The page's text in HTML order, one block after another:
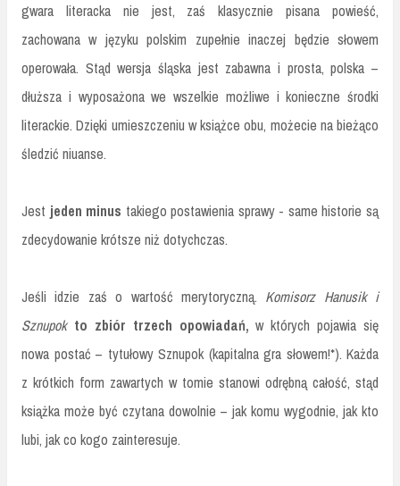
gwara literacka nie jest, zaś klasycznie pisana powieść,
zachowana w języku polskim zupełnie inaczej będzie słowem
operowała. Stąd wersja śląska jest zabawna i prosta, polska –
dłuższa i wyposażona we wszelkie możliwe i konieczne środki
literackie. Dzięki umieszczeniu w książce obu, możecie na bieżąco
śledzić niuanse.
Jest jeden minus takiego postawienia sprawy - same historie są
zdecydowanie krótsze niż dotychczas.
Jeśli idzie zaś o wartość merytoryczną. Komisorz Hanusik i
Sznupok to zbiór trzech opowiadań, w których pojawia się
nowa postać – tytułowy Sznupok (kapitalna gra słowem!*). Każda
z krótkich form zawartych w tomie stanowi odrębną całość, stąd
książka może być czytana dowolnie – jak komu wygodnie, jak kto
lubi, jak co kogo zainteresuje.